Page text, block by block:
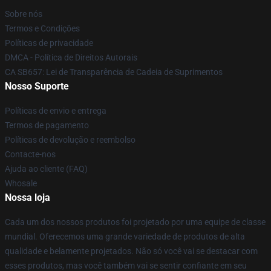
Sobre nós
Termos e Condições
Políticas de privacidade
DMCA - Política de Direitos Autorais
CA SB657: Lei de Transparência de Cadeia de Suprimentos
Nosso Suporte
Políticas de envio e entrega
Termos de pagamento
Políticas de devolução e reembolso
Contacte-nos
Ajuda ao cliente (FAQ)
Whosale
Nossa loja
Cada um dos nossos produtos foi projetado por uma equipe de classe
mundial. Oferecemos uma grande variedade de produtos de alta
qualidade e belamente projetados. Não só você vai se destacar com
esses produtos, mas você também vai se sentir confiante em seu